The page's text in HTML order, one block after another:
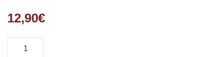
12,90€